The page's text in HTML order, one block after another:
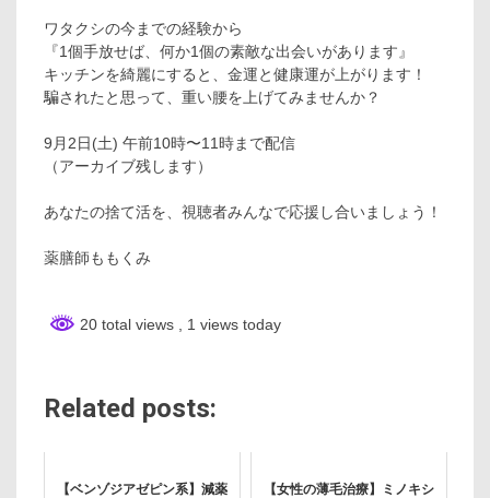
ワタクシの今までの経験から
『1個手放せば、何か1個の素敵な出会いがあります』
キッチンを綺麗にすると、金運と健康運が上がります！
騙されたと思って、重い腰を上げてみませんか？
9月2日(土) 午前10時〜11時まで配信
（アーカイブ残します）
あなたの捨て活を、視聴者みんなで応援し合いましょう！
薬膳師ももくみ
20 total views , 1 views today
Related posts:
【ベンゾジアゼピン系】減薬
【女性の薄毛治療】ミノキシ